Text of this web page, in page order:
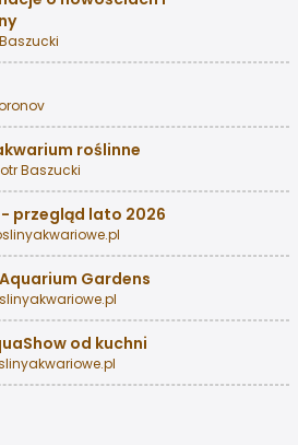
roślinne
Baszucki
przegląd lato 2026
Gardens
od kuchni